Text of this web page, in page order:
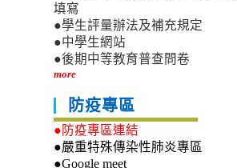
填寫
●學生評量辦法及補充規定
●中學生網站
●後期中等教育普查問卷
more
防疫專區
●防疫專區連結
●嚴重特殊傳染性肺炎專區
●Google meet